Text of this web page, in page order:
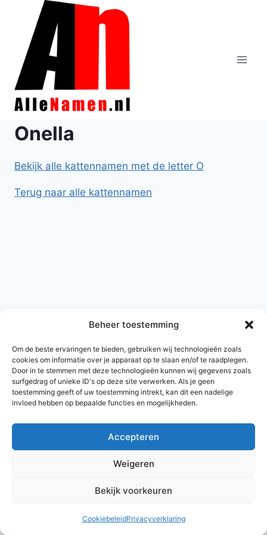
Beheer toestemming
Om de beste ervaringen te bieden, gebruiken wij technologieën zoals
cookies om informatie over je apparaat op te slaan en/of te raadplegen.
Door in te stemmen met deze technologieën kunnen wij gegevens zoals
surfgedrag of unieke ID's op deze site verwerken. Als je geen
toestemming geeft of uw toestemming intrekt, kan dit een nadelige
invloed hebben op bepaalde functies en mogelijkheden.
Accepteren
Weigeren
Bekijk voorkeuren
CookiebeleidPrivacyverklaring
Doorgaan
inhoud
Onella
Bekijk alle kattennamen met de letter O
Terug naar alle kattennamen
© 2026 AlleNamen.nl